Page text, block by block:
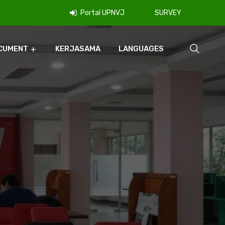
Portal UPNVJ SURVEY
KERJASAMA LANGUAGES